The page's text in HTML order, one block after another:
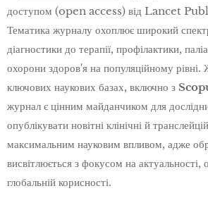
доступом (open access) від Lancet
Тематика журналу охоплює широкий
діагностики до терапії, профілактики,
охорони здоров'я на популяційному рівні.
ключових наукових базах, включно з
журнал є цінним майданчиком для
опублікувати новітні клінічні й
максимальним науковим впливом, адже
висвітлюється з фокусом на актуальності,
глобальній корисності.